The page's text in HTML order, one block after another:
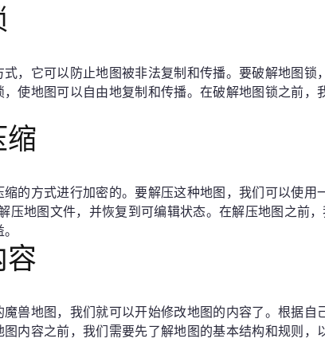
，它可以防止地图被非法复制和传播。要破解地图锁
使地图可以自由地复制和传播。在破解地图锁之前，
缩
的方式进行加密的。要解压这种地图，我们可以使用
压地图文件，并恢复到可编辑状态。在解压地图之前
容
兽地图，我们就可以开始修改地图的内容了。根据自
内容之前，我们需要先了解地图的基本结构和规则，